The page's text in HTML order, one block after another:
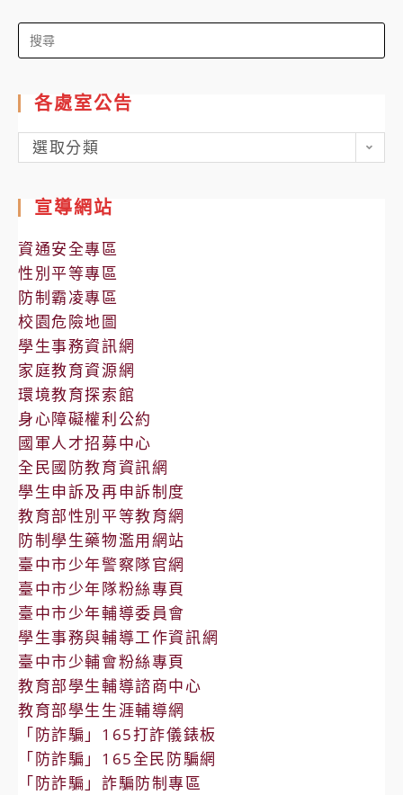
Search
for:
各處室公告
各
處
公
告
選取分類
宣導網站
資通安全專區
性別平等專區
防制霸凌專區
校園危險地圖
學生事務資訊網
家庭教育資源網
環境教育探索館
身心障礙權利公約
國軍人才招募中心
全民國防教育資訊網
學生申訴及再申訴制度
教育部性別平等教育網
防制學生藥物濫用網站
臺中市少年警察隊官網
臺中市少年隊粉絲專頁
臺中市少年輔導委員會
學生事務與輔導工作資訊網
臺中市少輔會粉絲專頁
教育部學生輔導諮商中心
教育部學生生涯輔導網
「防詐騙」165打詐儀錶板
「防詐騙」165全民防騙網
「防詐騙」詐騙防制專區